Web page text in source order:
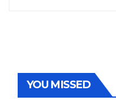
YOU MISSED